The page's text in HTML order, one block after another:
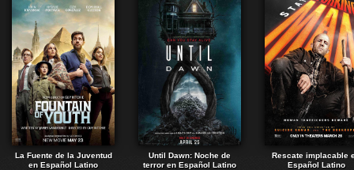
La Fuente de la Juventud
en Español Latino
Until Dawn: Noche de
terror en Español Latino
Rescate implacable
Español Latino